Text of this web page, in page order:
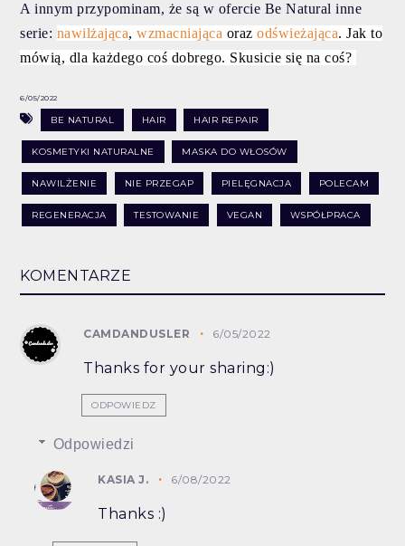
A innym przypominam, że są w ofercie Be Natural inne
serie: nawilżająca,wzmacniająca orazodświeżająca. Jak to
mówią, dla każdego coś dobrego. Skusicie się na coś?
6/05/2022
BE NATURAL HAIR HAIR REPAIR
KOSMETYKI NATURALNE MASKA DO WŁOSÓW
NAWILŻENIE NIE PRZEGAP PIELĘGNACJA POLECAM
REGENERACJA TESTOWANIE VEGAN WSPÓŁPRACA
KOMENTARZE
CAMDANDUSLER 6/05/2022
Thanks for your sharing:)
ODPOWIEDZ
Odpowiedzi
KASIA J. 6/08/2022
Thanks :)